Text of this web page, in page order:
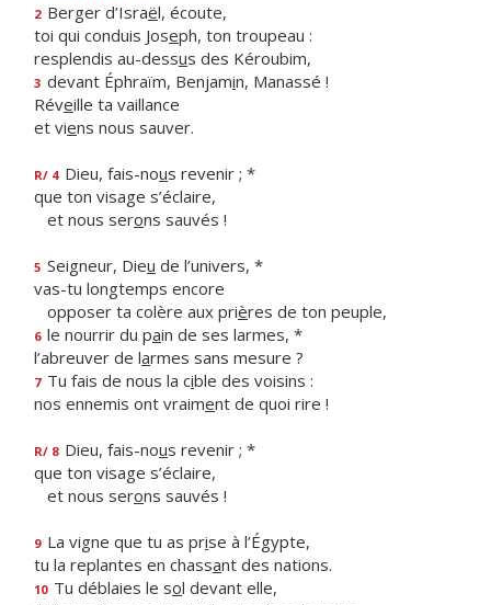
2 Berger d’Israël, écoute,
toi qui conduis Joseph, ton troupeau :
resplendis au-dessus des Kéroubim,
3 devant Éphraïm, Benjamin, Manassé !
Réveille ta vaillance
et viens nous sauver.
R/ 4 Dieu, fais-nous revenir ; *
que ton visage s’éclaire,
et nous serons sauvés !
5 Seigneur, Dieu de l’univers, *
vas-tu longtemps encore
opposer ta colère aux prières de ton peuple,
6 le nourrir du pain de ses larmes, *
l’abreuver de larmes sans mesure ?
7 Tu fais de nous la cible des voisins :
nos ennemis ont vraiment de quoi rire !
R/ 8 Dieu, fais-nous revenir ; *
que ton visage s’éclaire,
et nous serons sauvés !
9 La vigne que tu as prise à l’Égypte,
tu la replantes en chassant des nations.
10 Tu déblaies le sol devant elle,